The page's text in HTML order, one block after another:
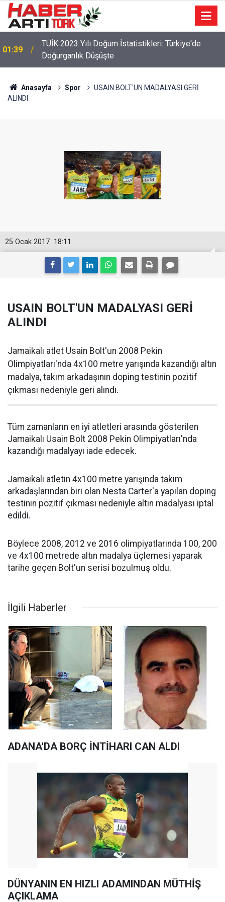
01:39
TÜİK 2023 Yılı Doğum İstatistikleri: Türkiye'de
Doğurganlık Düşüşte
Anasayfa Spor
USAIN BOLT'UN MADALYASI GERİ
ALINDI
18:11
25 Ocak 2017
USAIN BOLT'UN MADALYASI GERİ
ALINDI
Jamaikalı atlet Usain Bolt'un 2008 Pekin
Olimpiyatları'nda 4x100 metre yarışında kazandığı altın
madalya, takım arkadaşının doping testinin pozitif
çıkması nedeniyle geri alındı.
Tüm zamanların en iyi atletleri arasında gösterilen
Jamaikalı Usain Bolt 2008 Pekin Olimpiyatları'nda
kazandığı madalyayı iade edecek.
Jamaikalı atletin 4x100 metre yarışında takım
arkadaşlarından biri olan Nesta Carter'a yapılan doping
testinin pozitif çıkması nedeniyle altın madalyası iptal
edildi.
Böylece 2008, 2012 ve 2016 olimpiyatlarında 100, 200
ve 4x100 metrede altın madalya üçlemesi yaparak
tarihe geçen Bolt'un serisi bozulmuş oldu.
İlgili Haberler
ADANA'DA BORÇ İNTİHARI CAN ALDI
DÜNYANIN EN HIZLI ADAMINDAN MÜTHİŞ
AÇIKLAMA